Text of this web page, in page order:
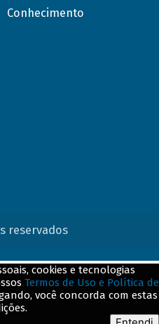
Conhecimento
reservados
cookies e tecnologias
Termos de Uso e Política de
você concorda com estas